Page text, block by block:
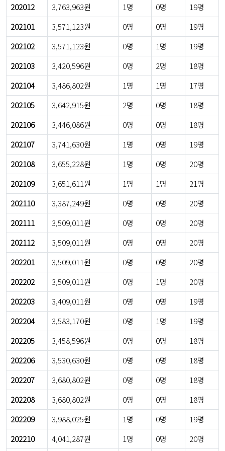
202012 3,763,963원 1명 0명
19명
202101
3,571,123원 0명 0명
19명
202102
3,571,123원 0명 1명
19명
202103
3,420,596원 0명 2명
18명
202104
3,486,802원 1명 1명
17명
202105
3,642,915원 2명 0명
18명
202106
3,446,086원 0명 0명
18명
202107
3,741,630원 1명 0명
19명
202108
3,655,228원 1명 0명
20명
202109
3,651,611원 1명 1명
21명
202110
3,387,249원 0명 0명
20명
202111
3,509,011원 0명 0명
20명
202112
3,509,011원 0명 0명
20명
202201
3,509,011원 0명 0명
20명
202202
3,509,011원 0명 1명
20명
202203
3,409,011원 0명 0명
19명
202204
3,583,170원 0명 1명
19명
202205
3,458,596원 0명 0명
18명
202206
3,530,630원 0명 0명
18명
202207
3,680,802원 0명 0명
18명
202208
3,680,802원 0명 0명
18명
202209
3,988,025원 1명 0명
19명
202210
4,041,287원 1명 0명 20명